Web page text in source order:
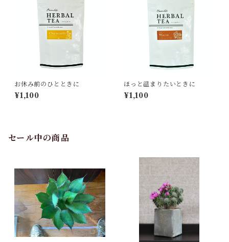
お休み前のひとときに
¥1,100
ほっと温まりたいときに
¥1,100
セール中の商品